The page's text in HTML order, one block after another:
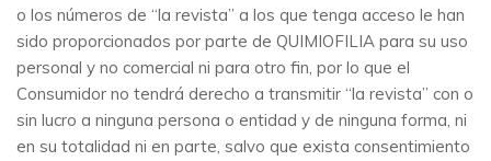
o los números de “la revista” a los que tenga acceso le han
sido proporcionados por parte de QUIMIOFILIA para su uso
personal y no comercial ni para otro fin, por lo que el
Consumidor no tendrá derecho a transmitir “la revista” con o
sin lucro a ninguna persona o entidad y de ninguna forma, ni
en su totalidad ni en parte, salvo que exista consentimiento